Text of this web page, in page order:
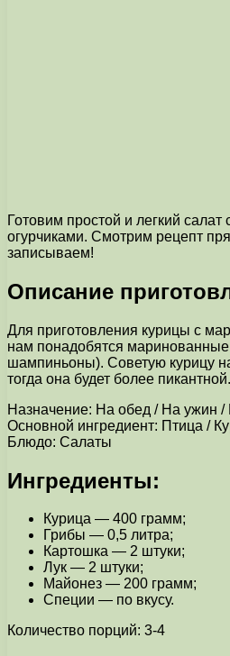
Готовим простой и легкий салат
огурчиками. Смотрим рецепт
записываем!
Описание
Для приготовления курицы с
нам понадобятся
шампиньоны). Советую курицу
тогда она будет более
Назначение: На обед / На ужин /
Основной ингредиент: Птица /
Блюдо: Салаты
Ингредиенты:
Курица — 400 грамм;
Грибы — 0,5 литра;
Картошка — 2 штуки;
Лук — 2 штуки;
Майонез — 200 грамм;
Специи — по вкусу.
Количество порций: 3-4